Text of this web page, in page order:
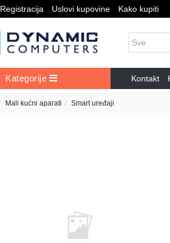
Registracija Uslovi kupovine Kako kupiti
Kategorije Kontakt
Mali kućni aparati Smart uređaji